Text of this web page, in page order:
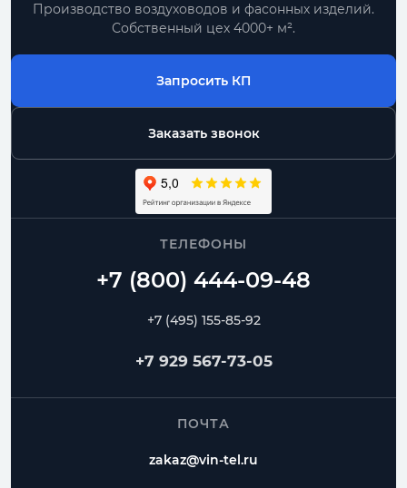
Производство воздуховодов и фасонных изделий.
Собственный цех 4000+ м².
Запросить КП
Заказать звонок
ТЕЛЕФОНЫ
+7 (495) 155-85-92
+7 929 567-73-05
ПОЧТА
zakaz@vin-tel.ru